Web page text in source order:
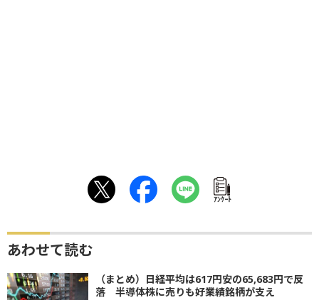
ｱﾝｹｰﾄ
あわせて読む
（まとめ）日経平均は617円安の65,683円で反
落 半導体株に売りも好業績銘柄が支え